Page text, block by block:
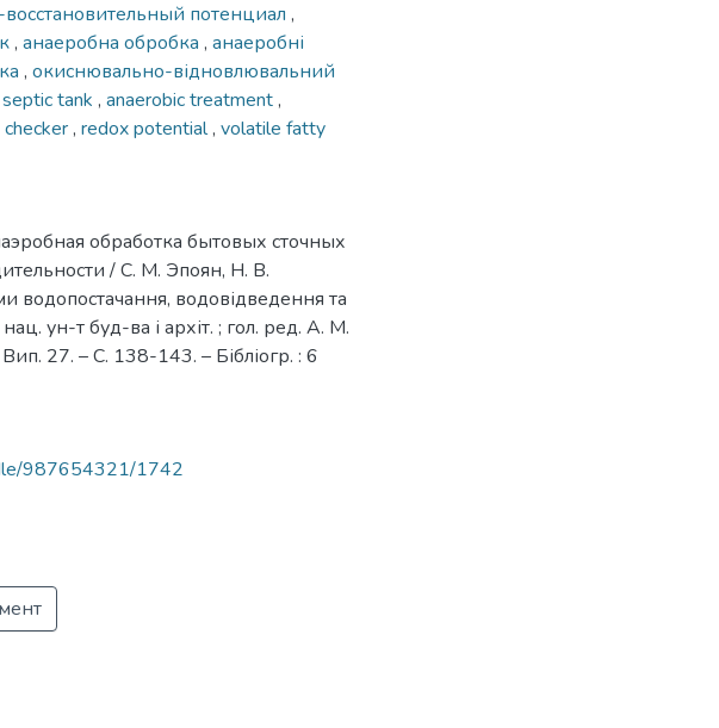
потенциал ,
, анаеробна обробка , анаеробні
, окиснювально-відновлювальний
septic tank , anaerobic treatment,
, redox potential, volatile fatty
обработка бытовых сточных
/ С. М. Эпоян, Н. В.
водовідведення та
ун-т буд-ва і архіт. ; гол. ред. А. М.
27. – С. 138-143. – Бібліогр. : 6
987654321/1742